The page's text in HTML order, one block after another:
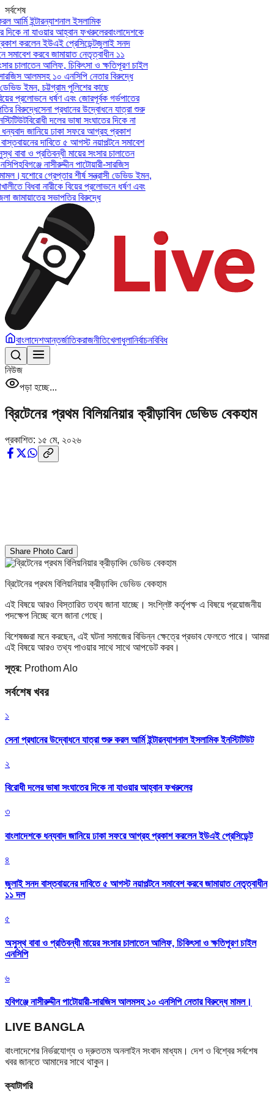
সর্বশেষ
ইন্টারন্যাশনাল ইসলামিক
না যাওয়ার আহ্বান ফখরুলেরবাংলাদেশকে
করলেন ইউএই প্রেসিডেন্টজুলাই সনদ
করবে জামায়াত নেতৃত্বাধীন ১১
চালাতেন আলিফ, চিকিৎসা ও ক্ষতিপূরণ চাইল
আলমসহ ১০ এনসিপি নেতার বিরুদ্ধে
ইমন, চট্টগ্রাম পুলিশের কাছে
প্রলোভনে ধর্ষণ এবং জোরপূর্বক গর্ভপাতের
বিরুদ্ধেসেনা প্রধানের উদ্বোধনে যাত্রা শুরু
বিরোধী দলের ভাষা সংঘাতের দিকে না
জানিয়ে ঢাকা সফরে আগ্রহ প্রকাশ
দাবিতে ৫ আগস্ট নয়াপল্টনে সমাবেশ
ও প্রতিবন্ধী মায়ের সংসার চালাতেন
হবিগঞ্জে নাসীরুদ্দীন পাটোয়ারী-সারজিস
যশোরে গ্রেপ্তার শীর্ষ সন্ত্রাসী ডেভিড ইমন,
বিধবা নারীকে বিয়ের প্রলোভনে ধর্ষণ এবং
সভাপতির বিরুদ্ধে
বাংলাদেশআন্তর্জাতিকরাজনীতিখেলাধুলানির্বাচনবিবিধ
নিউজ
পড়া হচ্ছে...
ব্রিটেনের প্রথম বিলিয়নিয়ার ক্রীড়াবিদ ডেভিড বেকহাম
প্রকাশিত: ১৫ মে, ২০২৬
Share Photo Card
ব্রিটেনের প্রথম বিলিয়নিয়ার ক্রীড়াবিদ ডেভিড বেকহাম
এই বিষয়ে আরও বিস্তারিত তথ্য জানা যাচ্ছে। সংশ্লিষ্ট কর্তৃপক্ষ এ বিষয়ে প্রয়োজনীয়
পদক্ষেপ নিচ্ছে বলে জানা গেছে।
বিশেষজ্ঞরা মনে করছেন, এই ঘটনা সমাজের বিভিন্ন ক্ষেত্রে প্রভাব ফেলতে পারে। আমরা
এই বিষয়ে আরও তথ্য পাওয়ার সাথে সাথে আপডেট করব।
সূত্র: Prothom Alo
সর্বশেষ খবর
১
সেনা প্রধানের উদ্বোধনে যাত্রা শুরু করল আর্মি ইন্টারন্যাশনাল ইসলামিক ইনস্টিটিউট
২
বিরোধী দলের ভাষা সংঘাতের দিকে না যাওয়ার আহ্বান ফখরুলের
৩
বাংলাদেশকে ধন্যবাদ জানিয়ে ঢাকা সফরে আগ্রহ প্রকাশ করলেন ইউএই প্রেসিডেন্ট
৪
জুলাই সনদ বাস্তবায়নের দাবিতে ৫ আগস্ট নয়াপল্টনে সমাবেশ করবে জামায়াত নেতৃত্বাধীন
১১ দল
৫
অসুস্থ বাবা ও প্রতিবন্ধী মায়ের সংসার চালাতেন আলিফ, চিকিৎসা ও ক্ষতিপূরণ চাইল
এনসিপি
৬
হবিগঞ্জে নাসীরুদ্দীন পাটোয়ারী-সারজিস আলমসহ ১০ এনসিপি নেতার বিরুদ্ধে মামল।
LIVE BANGLA
বাংলাদেশের নির্ভরযোগ্য ও দ্রুততম অনলাইন সংবাদ মাধ্যম। দেশ ও বিশ্বের সর্বশেষ
খবর জানতে আমাদের সাথে থাকুন।
ক্যাটাগরি